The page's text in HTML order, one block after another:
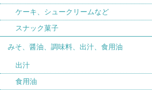
ケーキ、シュークリームなど
スナック菓子
みそ、醤油、調味料、出汁、食用油
出汁
食用油